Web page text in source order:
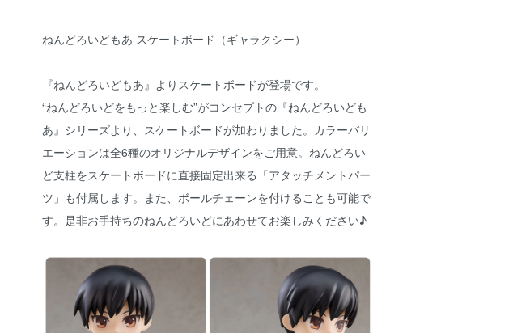
ねんどろいどもあ スケートボード（ギャラクシー）
『ねんどろいどもあ』よりスケートボードが登場です。
“ねんどろいどをもっと楽しむ”がコンセプトの『ねんどろいども
あ』シリーズより、スケートボードが加わりました。カラーバリ
エーションは全6種のオリジナルデザインをご用意。ねんどろい
ど支柱をスケートボードに直接固定出来る「アタッチメントパー
ツ」も付属します。また、ボールチェーンを付けることも可能で
す。是非お手持ちのねんどろいどにあわせてお楽しみください♪